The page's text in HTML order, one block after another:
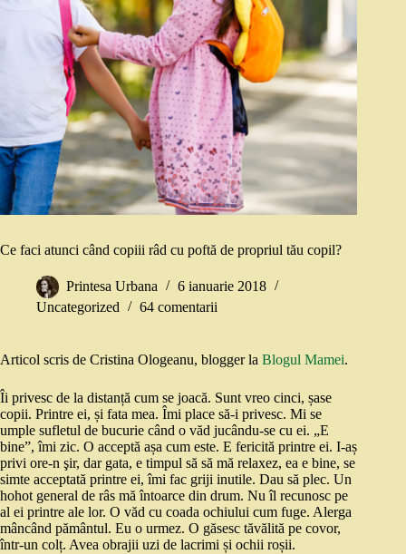
Ce faci atunci când copiii râd cu poftă de propriul tău copil?
Printesa Urbana
6 ianuarie 2018
Uncategorized
64 comentarii
Articol scris de Cristina Ologeanu, blogger la Blogul Mamei.
Îi privesc de la distanță cum se joacă. Sunt vreo cinci, șase
copii. Printre ei, și fata mea. Îmi place să-i privesc. Mi se
umple sufletul de bucurie când o văd jucându-se cu ei. „E
bine”, îmi zic. O acceptă așa cum este. E fericită printre ei. I-aș
privi ore-n şir, dar gata, e timpul să să mă relaxez, ea e bine, se
simte acceptată printre ei, îmi fac griji inutile. Dau să plec. Un
hohot general de râs mă întoarce din drum. Nu îl recunosc pe
al ei printre ale lor. O văd cu coada ochiului cum fuge. Alerga
mâncând pământul. Eu o urmez. O găsesc tăvălită pe covor,
într-un colț. Avea obrajii uzi de lacrimi și ochii roșii.